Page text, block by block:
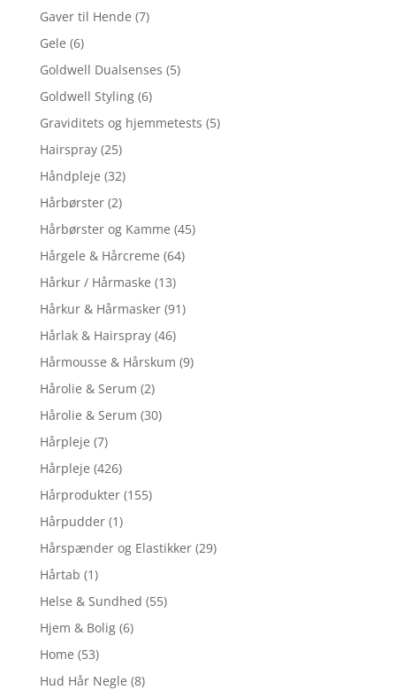
Gaver til Hende (7)
Gele (6)
Goldwell Dualsenses (5)
Goldwell Styling (6)
Graviditets og hjemmetests (5)
Hairspray (25)
Håndpleje (32)
Hårbørster (2)
Hårbørster og Kamme (45)
Hårgele & Hårcreme (64)
Hårkur / Hårmaske (13)
Hårkur & Hårmasker (91)
Hårlak & Hairspray (46)
Hårmousse & Hårskum (9)
Hårolie & Serum (2)
Hårolie & Serum (30)
Hårpleje (7)
Hårpleje (426)
Hårprodukter (155)
Hårpudder (1)
Hårspænder og Elastikker (29)
Hårtab (1)
Helse & Sundhed (55)
Hjem & Bolig (6)
Home (53)
Hud Hår Negle (8)